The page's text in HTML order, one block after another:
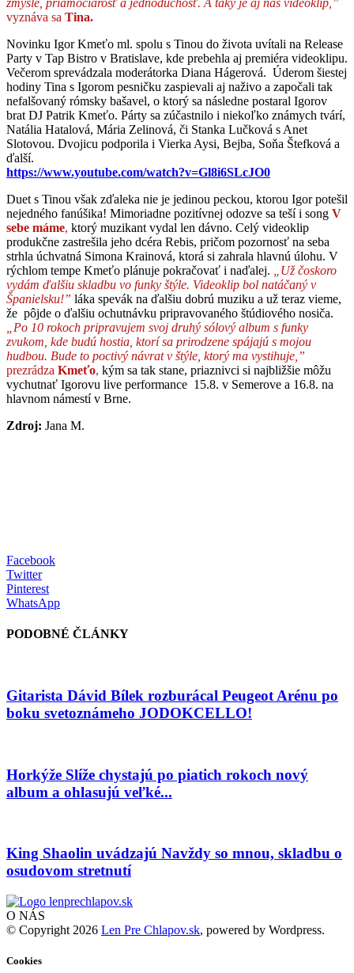
vyznáva sa Tina.
Novinku Igor Kmeťo ml. spolu s Tinou do života uvítali na Release
Party v Tap Bistro v Bratislave, kde prebehla aj premiéra videoklipu.
Večerom sprevádzala moderátorka Diana Hágerová. Úderom šiestej
hodiny Tina s Igorom pesničku zaspievali aj naživo a započali tak
nefalšovaný rómsky bašavel, o ktorý sa následne postaral Igorov
brat DJ Patrik Kmeťo. Párty sa zúčastnilo i niekoľko známych tvárí,
Natália Hatalová, Mária Zelinová, či Stanka Lučková s Anet
Slotovou. Dvojicu podporila i Vierka Aysi, Bejba, Soňa Štefková a
ďalší.
https://www.youtube.com/watch?v=Gl8i6SLcJO0
Duet s Tinou však zďaleka nie je jedinou peckou, ktorou Igor potešil
nejedného fanúšika! Mimoriadne pozitívnej odozve sa teší i song V
sebe máme, ktorý muzikant vydal len dávno. Celý videoklip
produkčne zastrešila jeho dcéra Rebis, pričom pozornosť na seba
strhla úchvatná Simona Krainová, ktorá si zahrala hlavnú úlohu. V
rýchlom tempe Kmeťo plánuje pokračovať i naďalej.
„Už čoskoro
vydám ďalšiu skladbu vo funky štýle. Videoklip bol natáčaný v
Španielsku!” láka spevák na ďalšiu dobrú muziku a už teraz vieme,
že pôjde o ďalšiu ochutnávku pripravovaného štúdiového nosiča.
„Po 10 rokoch pripravujem svoj druhý sólový album s funky
zvukom, kde budú hostia, ktorí sa prirodzene spájajú s mojou
hudbou. Bude to poctivý návrat v štýle, ktorý ma vystihuje,”
prezrádza Kmeťo, kým sa tak stane, priaznivci si najbližšie môžu
vychutnať Igorovu live performance 15.8. v Semerove a 16.8. na
hlavnom námestí v Brne.
Zdroj: Jana M.
Facebook
Twitter
Pinterest
WhatsApp
PODOBNÉ ČLÁNKY
Gitarista Dávid Bílek rozburácal Peugeot Arénu po
boku svetoznámeho JODOKCELLO!
Horkýže Slíže chystajú po piatich rokoch nový
album a ohlasujú veľké...
King Shaolin uvádzajú Navždy so mnou, skladbu o
osudovom stretnutí
O NÁS
© Copyright 2026 Len Pre Chlapov.sk, powered by Wordpress.
Cookies